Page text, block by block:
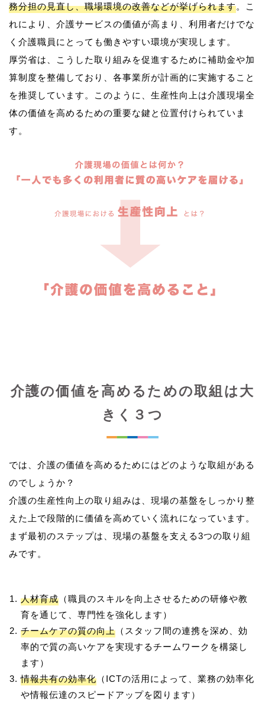
務分担の見直し、職場環境の改善などが挙げられます。こ
れにより、介護サービスの価値が高まり、利用者だけでな
く介護職員にとっても働きやすい環境が実現します。
厚労省は、こうした取り組みを促進するために補助金や加
算制度を整備しており、各事業所が計画的に実施すること
を推奨しています。このように、生産性向上は介護現場全
体の価値を高めるための重要な鍵と位置付けられていま
介護の価値を高めるための取組は大
きく３つ
では、介護の価値を高めるためにはどのような取組がある
のでしょうか？
介護の生産性向上の取り組みは、現場の基盤をしっかり整
えた上で段階的に価値を高めていく流れになっています。
まず最初のステップは、現場の基盤を支える3つの取り組
人材育成 （職員のスキルを向上させるための研修や教
育を通じて、専門性を強化します）
チームケアの質の向上 （スタッフ間の連携を深め、効
率的で質の高いケアを実現するチームワークを構築し
ます）
情報共有の効率化 （ICTの活用によって、業務の効率化
や情報伝達のスピードアップを図ります）